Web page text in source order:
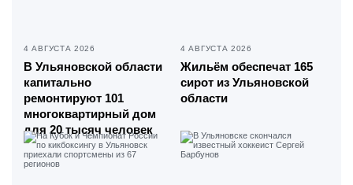
4 АВГУСТА 2026
В Ульяновской области
капитально
ремонтируют 101
многоквартирный дом
для 20 тысяч человек
4 АВГУСТА 2026
Жильём обеспечат 165
сирот из Ульяновской
области